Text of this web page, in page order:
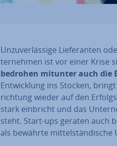
Un­zu­ver­läs­si­ge Lie­fe­ran­ten
ter­neh­men ist vor einer Krise
bedrohen mitunter auch die
Ent­wick­lung ins Stocken,
rich­tung wieder auf den
stark einbricht und das
steht. Start-ups geraten auch
als bewährte mit­tel­stän­di­sche